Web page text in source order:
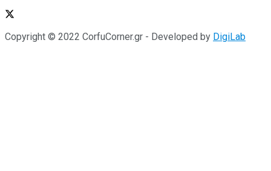
Copyright © 2022 CorfuCorner.gr - Developed by DigiLab